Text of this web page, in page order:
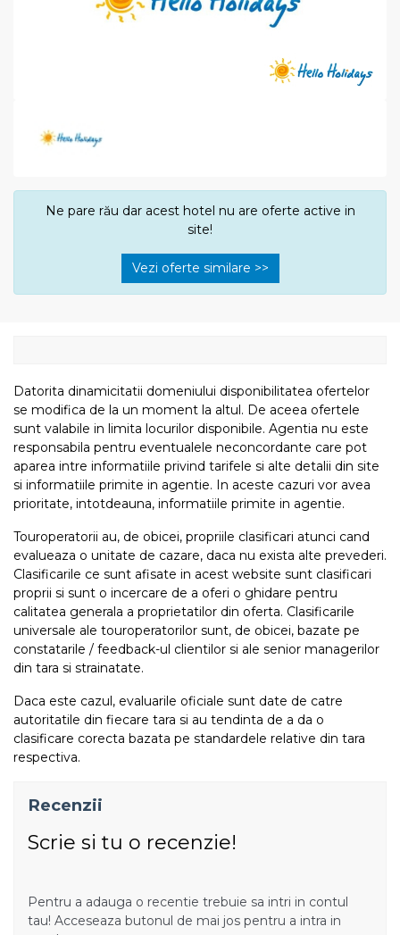
Ne pare rău dar acest hotel nu are oferte active in
site!
Vezi oferte similare >>
Datorita dinamicitatii domeniului disponibilitatea ofertelor
se modifica de la un moment la altul. De aceea ofertele
sunt valabile in limita locurilor disponibile. Agentia nu este
responsabila pentru eventualele neconcordante care pot
aparea intre informatiile privind tarifele si alte detalii din site
si informatiile primite in agentie. In aceste cazuri vor avea
prioritate, intotdeauna, informatiile primite in agentie.
Touroperatorii au, de obicei, propriile clasificari atunci cand
evalueaza o unitate de cazare, daca nu exista alte prevederi.
Clasificarile ce sunt afisate in acest website sunt clasificari
proprii si sunt o incercare de a oferi o ghidare pentru
calitatea generala a proprietatilor din oferta. Clasificarile
universale ale touroperatorilor sunt, de obicei, bazate pe
constatarile / feedback-ul clientilor si ale senior managerilor
din tara si strainatate.
Daca este cazul, evaluarile oficiale sunt date de catre
autoritatile din fiecare tara si au tendinta de a da o
clasificare corecta bazata pe standardele relative din tara
respectiva.
Recenzii
Scrie si tu o recenzie!
Pentru a adauga o recentie trebuie sa intri in contul
tau! Acceseaza butonul de mai jos pentru a intra in